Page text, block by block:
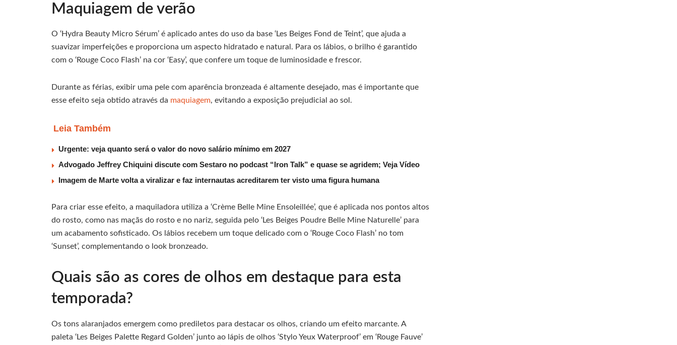
Maquiagem de verão
O ‘Hydra Beauty Micro Sérum’ é aplicado antes do uso da base ‘Les Beiges Fond de Teint’, que ajuda a
suavizar imperfeições e proporciona um aspecto hidratado e natural. Para os lábios, o brilho é garantido
com o ‘Rouge Coco Flash’ na cor ‘Easy’, que confere um toque de luminosidade e frescor.
Durante as férias, exibir uma pele com aparência bronzeada é altamente desejado, mas é importante que
esse efeito seja obtido através da maquiagem, evitando a exposição prejudicial ao sol.
Leia Também
Urgente: veja quanto será o valor do novo salário mínimo em 2027
Advogado Jeffrey Chiquini discute com Sestaro no podcast “Iron Talk” e quase se agridem; Veja Vídeo
Imagem de Marte volta a viralizar e faz internautas acreditarem ter visto uma figura humana
Para criar esse efeito, a maquiladora utiliza a ‘Crème Belle Mine Ensoleillée’, que é aplicada nos pontos altos
do rosto, como nas maçãs do rosto e no nariz, seguida pelo ‘Les Beiges Poudre Belle Mine Naturelle’ para
um acabamento sofisticado. Os lábios recebem um toque delicado com o ‘Rouge Coco Flash’ no tom
‘Sunset’, complementando o look bronzeado.
Quais são as cores de olhos em destaque para esta
temporada?
Os tons alaranjados emergem como prediletos para destacar os olhos, criando um efeito marcante. A
paleta ‘Les Beiges Palette Regard Golden’ junto ao lápis de olhos ‘Stylo Yeux Waterproof’ em ‘Rouge Fauve’